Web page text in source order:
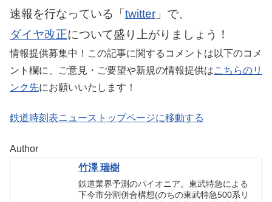
速報を行なっている「twitter 」で、
ダイヤ改正について盛り上がりましょう！
情報提供募集中！この記事に関するコメントは以下のコメ
ント欄に、ご意見・ご要望や新規の情報提供はこちらのリ
ンク先にお願いいたします！
鉄道時刻表ニューストップページに移動する
Author
竹澤 瑞樹
鉄道業界予測のパイオニア。東武特急による
下今市分割併合構想(のちの東武特急500系リ